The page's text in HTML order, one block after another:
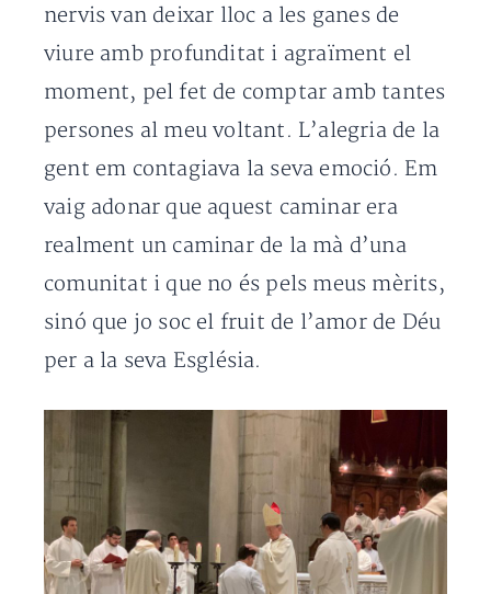
nervis van deixar lloc a les ganes de
viure amb profunditat i agraïment el
moment, pel fet de comptar amb tantes
persones al meu voltant. L’alegria de la
gent em contagiava la seva emoció. Em
vaig adonar que aquest caminar era
realment un caminar de la mà d’una
comunitat i que no és pels meus mèrits,
sinó que jo soc el fruit de l’amor de Déu
per a la seva Església.